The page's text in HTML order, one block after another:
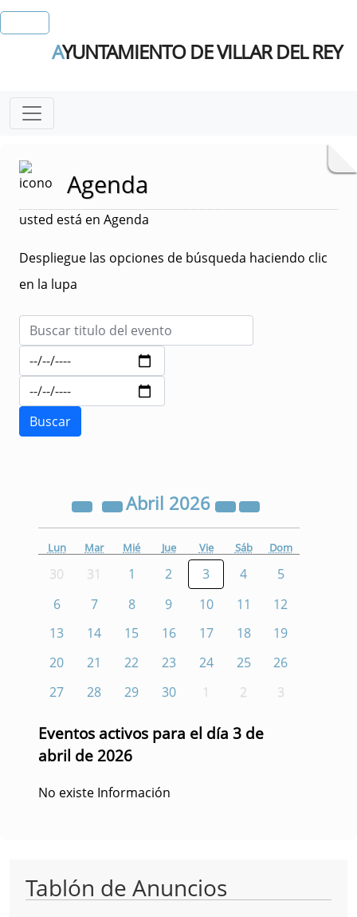
AYUNTAMIENTO DE VILLAR DEL REY
Agenda
usted está en Agenda
Despliegue las opciones de búsqueda haciendo clic
en la lupa
Abril 2026
Lun Mar Mié Jue Vie Sáb Dom
30 31 1 2 3 4
5
6
7 8 9 10 11
12
13
14 15 16 17 18
19
20
21 22 23 24 25
26
27
28 29 30 1 2 3
Eventos activos para el día 3 de
abril de 2026
No existe Información
Tablón de Anuncios